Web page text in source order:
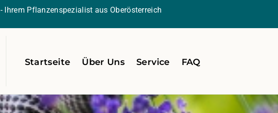
Ihrem Pflanzenspezialist aus Oberösterreich
Startseite Über Uns Service FAQ